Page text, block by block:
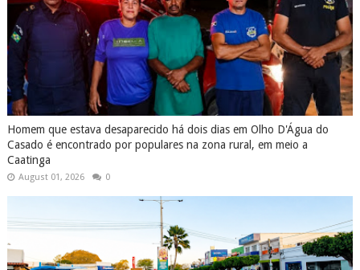
Homem que estava desaparecido há dois dias em Olho D'Água do
Casado é encontrado por populares na zona rural, em meio a
Caatinga
August 01, 2026 0